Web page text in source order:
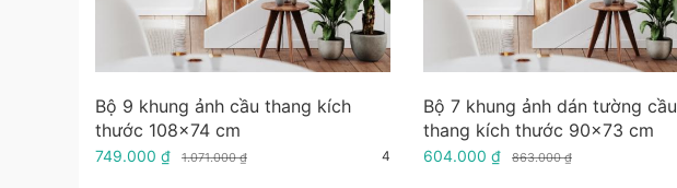
Bộ 9 khung ảnh cầu thang kích
thước 108x74 cm
749.000 ₫ 1.071.000 ₫ 4
Bộ 7 khung ảnh dán tường cầu
thang kích thước 90x73 cm
604.000 ₫ 863.000 ₫